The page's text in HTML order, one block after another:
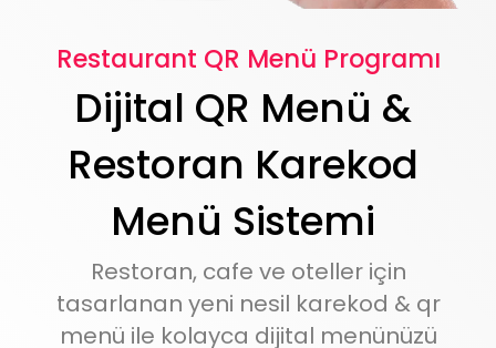
Restaurant QR Menü Programı
Dijital QR Menü &
Restoran Karekod
Menü Sistemi
Restoran, cafe ve oteller için
tasarlanan yeni nesil karekod & qr
menü ile kolayca dijital menünüzü